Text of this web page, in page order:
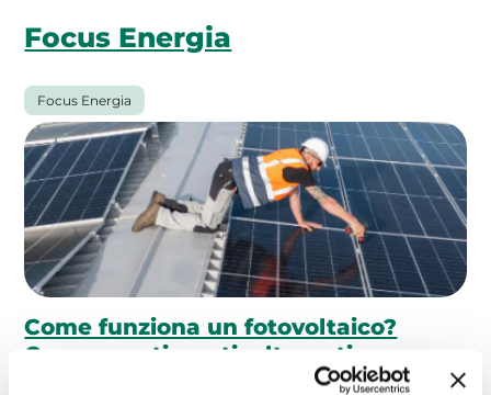
Focus Energia
Focus Energia
Come funziona un fotovoltaico?
Componenti, costi, alternative